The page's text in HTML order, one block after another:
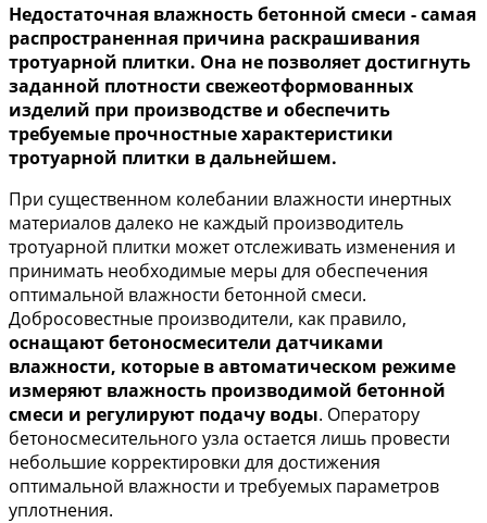
Недостаточная влажность бетонной смеси - самая
распространенная причина раскрашивания
тротуарной плитки. Она не позволяет достигнуть
заданной плотности свежеотформованных
изделий при производстве и обеспечить
требуемые прочностные характеристики
тротуарной плитки в дальнейшем.
При существенном колебании влажности инертных
материалов далеко не каждый производитель
тротуарной плитки может отслеживать изменения и
принимать необходимые меры для обеспечения
оптимальной влажности бетонной смеси.
Добросовестные производители, как правило,
оснащают бетоносмесители датчиками
влажности, которые в автоматическом режиме
измеряют влажность производимой бетонной
смеси и регулируют подачу воды. Оператору
бетоносмесительного узла остается лишь провести
небольшие корректировки для достижения
оптимальной влажности и требуемых параметров
уплотнения.